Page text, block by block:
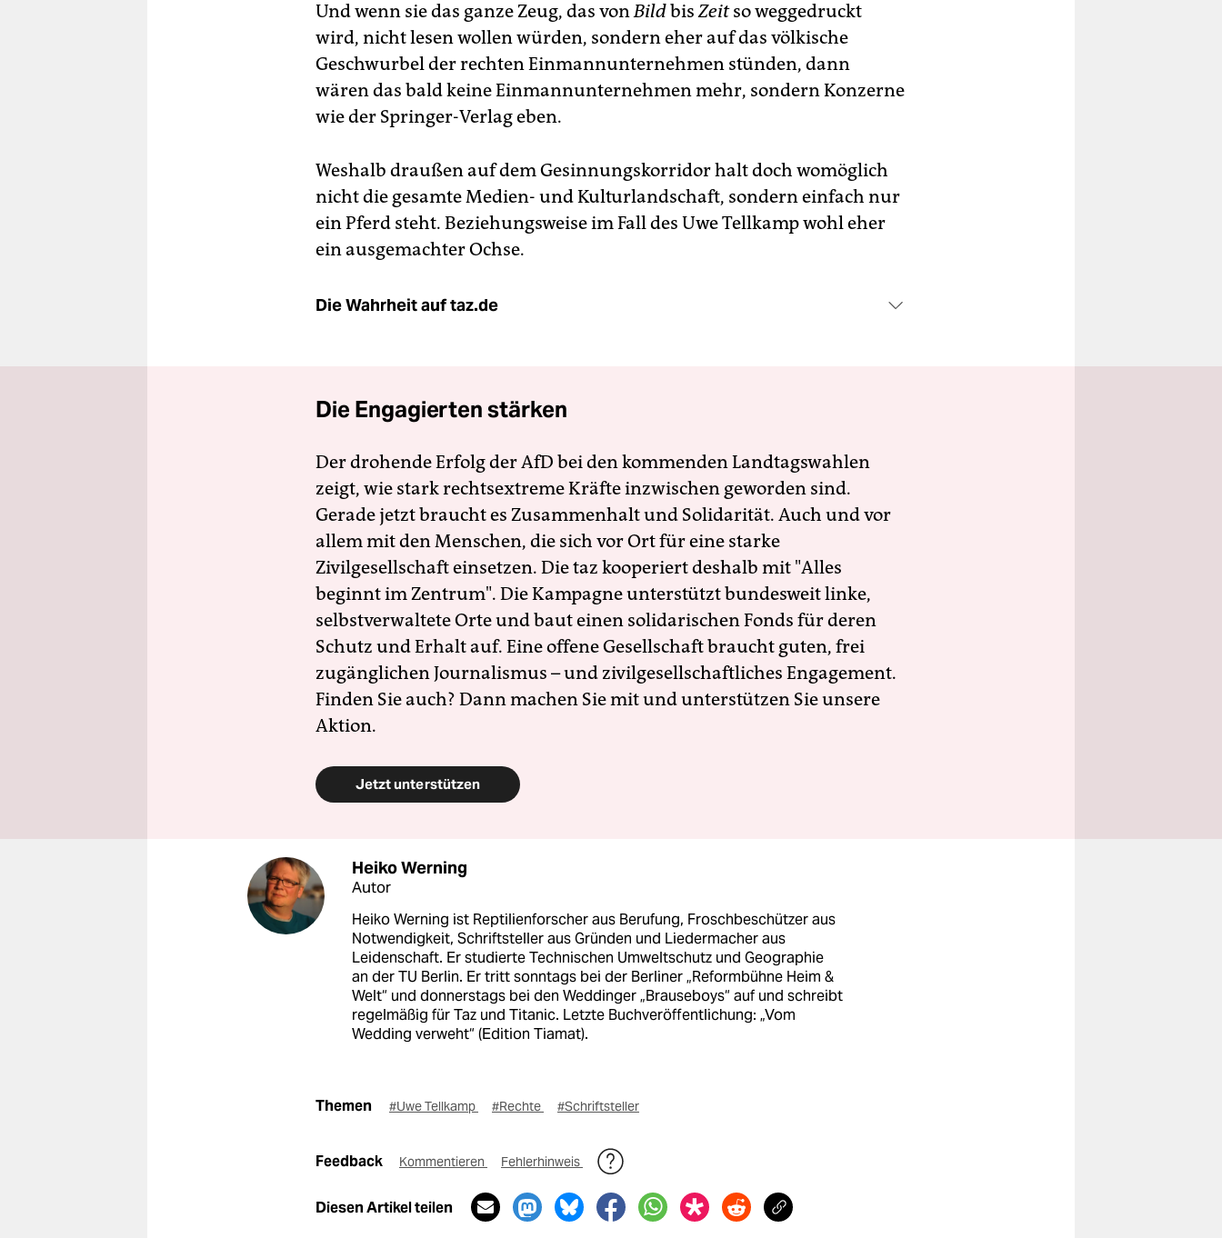
Und wenn sie das ganze Zeug, das vonBildbisZeitso weggedruckt
wird, nicht lesen wollen würden, sondern eher auf das völkische
Geschwurbel der rechten Einmannunternehmen stünden, dann
wären das bald keine Einmannunternehmen mehr, sondern Konzerne
wie der Springer-Verlag eben.
Weshalb draußen auf dem Gesinnungskorridor halt doch womöglich
nicht die gesamte Medien- und Kulturlandschaft, sondern einfach nur
ein Pferd steht. Beziehungsweise im Fall des Uwe Tellkamp wohl eher
ein ausgemachter Ochse.
Die Wahrheit auf taz.de
Die Engagierten stärken
Der drohende Erfolg der AfD bei den kommenden Landtagswahlen
zeigt, wie stark rechtsextreme Kräfte inzwischen geworden sind.
Gerade jetzt braucht es Zusammenhalt und Solidarität. Auch und vor
allem mit den Menschen, die sich vor Ort für eine starke
Zivilgesellschaft einsetzen. Die taz kooperiert deshalb mit "Alles
beginnt im Zentrum". Die Kampagne unterstützt bundesweit linke,
selbstverwaltete Orte und baut einen solidarischen Fonds für deren
Schutz und Erhalt auf. Eine offene Gesellschaft braucht guten, frei
zugänglichen Journalismus – und zivilgesellschaftliches Engagement.
Finden Sie auch? Dann machen Sie mit und unterstützen Sie unsere
Aktion.
Jetzt unterstützen
Heiko Werning
Autor
Heiko Werning ist Reptilienforscher aus Berufung, Froschbeschützer aus
Notwendigkeit, Schriftsteller aus Gründen und Liedermacher aus
Leidenschaft. Er studierte Technischen Umweltschutz und Geographie
an der TU Berlin. Er tritt sonntags bei der Berliner „Reformbühne Heim &
Welt“ und donnerstags bei den Weddinger „Brauseboys“ auf und schreibt
regelmäßig für Taz und Titanic. Letzte Buchveröffentlichung: „Vom
Wedding verweht“ (Edition Tiamat).
Themen #Uwe Tellkamp #Rechte #Schriftsteller
Feedback Kommentieren Fehlerhinweis
Diesen Artikel teilen